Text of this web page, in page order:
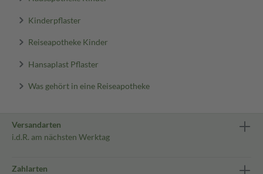
Kinderpflaster
Reiseapotheke Kinder
Hansaplast Pflaster
Was gehört in eine Reiseapotheke
Versandarten
i.d.R. am nächsten Werktag
Zahlarten